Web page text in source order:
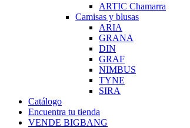
ARTIC Chamarra
Camisas y blusas
ARIA
GRANA
DIN
GRAF
NIMBUS
TYNE
SIRA
Catálogo
Encuentra tu tienda
VENDE BIGBANG